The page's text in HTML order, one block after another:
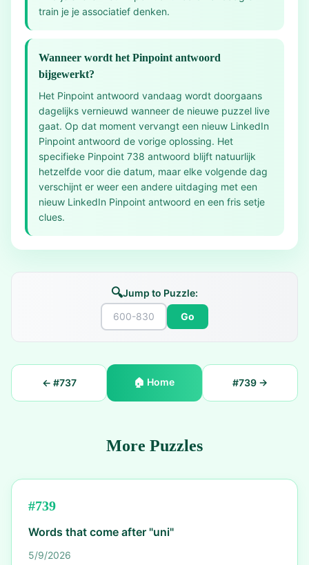
train je je associatief denken.
Wanneer wordt het Pinpoint antwoord
bijgewerkt?
Het Pinpoint antwoord vandaag wordt doorgaans
dagelijks vernieuwd wanneer de nieuwe puzzel live
gaat. Op dat moment vervangt een nieuw LinkedIn
Pinpoint antwoord de vorige oplossing. Het
specifieke Pinpoint 738 antwoord blijft natuurlijk
hetzelfde voor die datum, maar elke volgende dag
verschijnt er weer een andere uitdaging met een
nieuw LinkedIn Pinpoint antwoord en een fris setje
clues.
🔍Jump to Puzzle:
Go
← #737 🏠 Home #739→
More Puzzles
#739
Words that come after "uni"
5/9/2026